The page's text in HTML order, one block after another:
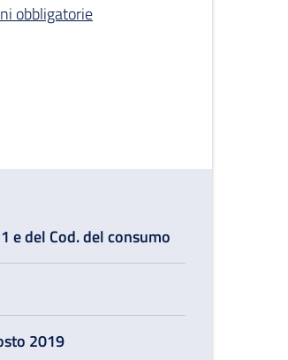
obbligatorie
e del Cod. del consumo
2019